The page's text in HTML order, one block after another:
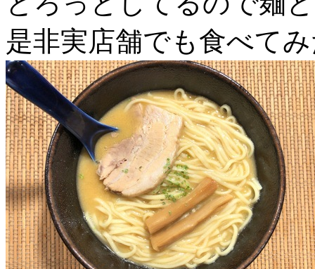
是非実店舗でも食べて